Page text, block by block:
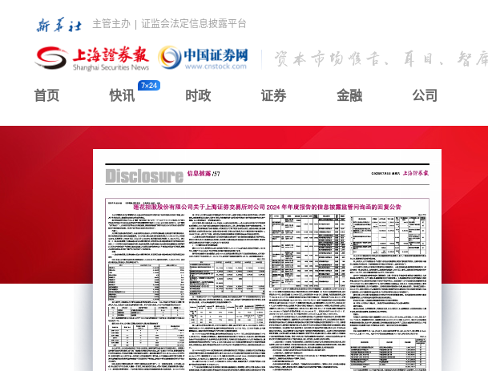
主管主办 证监会法定信息披露平台
首页 快讯 时政 证券 金融 公司